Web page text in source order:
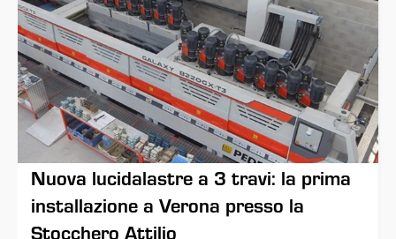
Nuova lucidalastre a 3 travi: la prima
installazione a Verona presso la
Stocchero Attilio